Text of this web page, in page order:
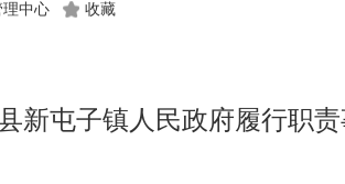
中心 收藏
新屯子镇人民政府履行职